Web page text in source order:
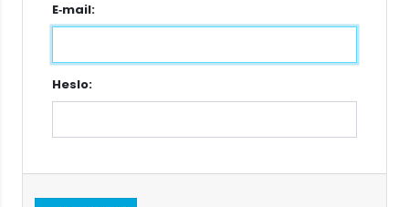
E‑mail:
Heslo: